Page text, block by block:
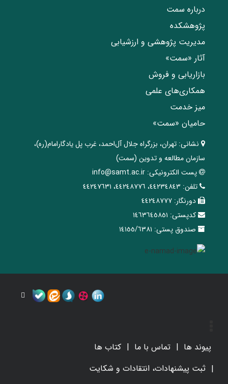
درباره سمت
پژوهشکده
مدیریت پژوهشی و ارزشیابی
آثار «سمت»
بازاریابی و فروش
همکاری‌های علمی
میز خدمت
حامیان «سمت»
نشانی: تهران، ‌بزرگراه ‌جلال آل‌احمد، غرب پل يادگار‌امام(ره)‌،
سازمان مطالعه و تدوین‌ (سمت)
پست الکترونیکی: info@samt.ac.ir
تلفن: ٤٤٢٣٤٨٤٣، ٤٤٢٤٨٧٧٦، ٤٤٢٤٧٦٣١
دورنگار: ٤٤٢٤٨٧٧٧
کدپستی: ١٤٦٣٦٤٥٨٥١
صندوق پستی: ١٤١٥٥/٦٣٨١
پیوند ها تماس با ما
کتاب ها
ثبت پیشنهادات، انتقادات و شکایت